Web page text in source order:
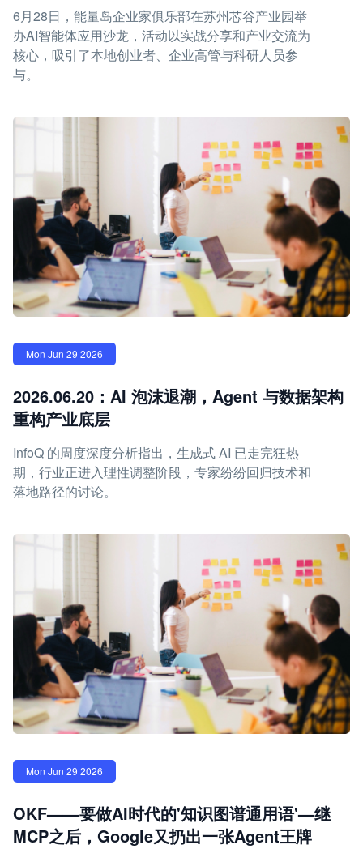
6月28日，能量岛企业家俱乐部在苏州芯谷产业园举
办AI智能体应用沙龙，活动以实战分享和产业交流为
核心，吸引了本地创业者、企业高管与科研人员参
与。
Mon Jun 29 2026
2026.06.20：AI 泡沫退潮，Agent 与数据架构
重构产业底层
InfoQ 的周度深度分析指出，生成式 AI 已走完狂热
期，行业正进入理性调整阶段，专家纷纷回归技术和
落地路径的讨论。
Mon Jun 29 2026
OKF——要做AI时代的'知识图谱通用语'—继
MCP之后，Google又扔出一张Agent王牌